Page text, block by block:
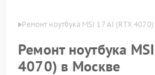
Ремонт ноутбука MSI 17 AI (RTX
Ремонт ноутбука
4070) в Москве